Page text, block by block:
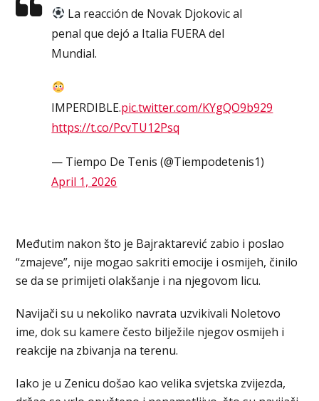
La reacción de Novak Djokovic al
penal que dejó a Italia FUERA del
Mundial.
IMPERDIBLE.pic.twitter.com/KYgQO9b929
https://t.co/PcvTU12Psq
— Tiempo De Tenis (@Tiempodetenis1)
April 1, 2026
Međutim nakon što je Bajraktarević zabio i poslao
“zmajeve”, nije mogao sakriti emocije i osmijeh, činilo
se da se primijeti olakšanje i na njegovom licu.
Navijači su u nekoliko navrata uzvikivali Noletovo
ime, dok su kamere često bilježile njegov osmijeh i
reakcije na zbivanja na terenu.
Iako je u Zenicu došao kao velika svjetska zvijezda,